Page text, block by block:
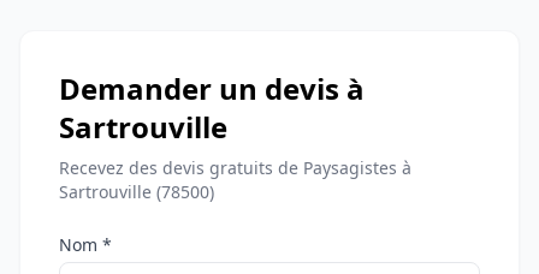
Demander un devis à
Sartrouville
Recevez des devis gratuits de Paysagistes à
Sartrouville (78500)
Nom *